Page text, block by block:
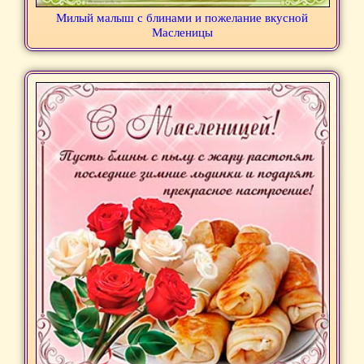
Милый малыш с блинами и пожелание вкусной
Масленицы